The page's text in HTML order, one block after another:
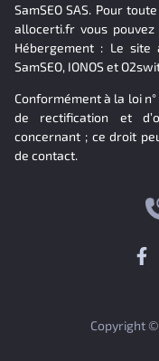
SamSEO SAS. Pour
allocerti.fr vous
Hébergement : Le
SamSEO, IONOS et
Conformément à la loi n°
de rectification et
concernant ; ce droit
de contact.
Copyright